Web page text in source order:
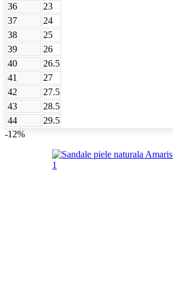
36
23
37
24
38
25
39
26
40
26.5
41
27
42
27.5
43
28.5
44
29.5
-12%